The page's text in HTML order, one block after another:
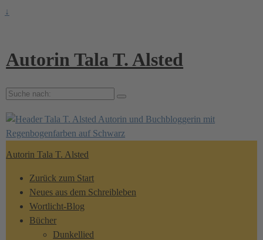
↓
Autorin Tala T. Alsted
Suche
Autorin Tala T. Alsted
Zurück zum Start
Neues aus dem Schreibleben
Wortlicht-Blog
Bücher
Dunkellied